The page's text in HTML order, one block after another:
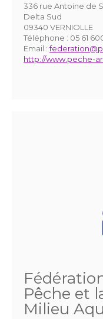
336 rue Antoine de
Delta Sud
09340 VERNIOLLE
Téléphone : 05 61
Email :
http://www.peche-
Pêche et
Milieu